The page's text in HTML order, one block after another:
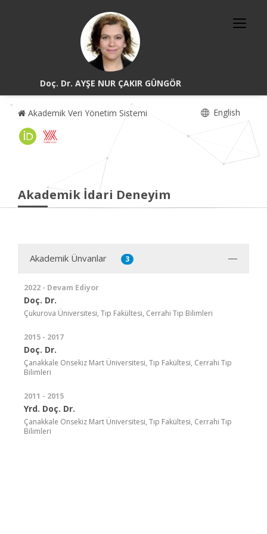
Doç. Dr. AYŞE NUR ÇAKIR GÜNGÖR
Akademik Veri Yönetim Sistemi English
Akademik İdari Deneyim
Akademik Ünvanlar 3
2022 - Devam Ediyor
Doç. Dr.
Çukurova Üniversitesi, Tıp Fakültesi, Cerrahi Tıp Bilimleri
2015 - 2017
Doç. Dr.
Çanakkale Onsekiz Mart Üniversitesi, Tıp Fakültesi, Cerrahi Tıp
Bilimleri
2011 - 2015
Yrd. Doç. Dr.
Çanakkale Onsekiz Mart Üniversitesi, Tıp Fakültesi, Cerrahi Tıp
Bilimleri